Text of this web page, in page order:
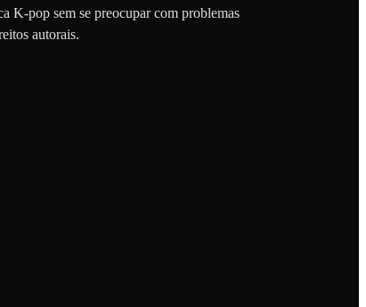
K-pop sem se preocupar com problemas
autorais.